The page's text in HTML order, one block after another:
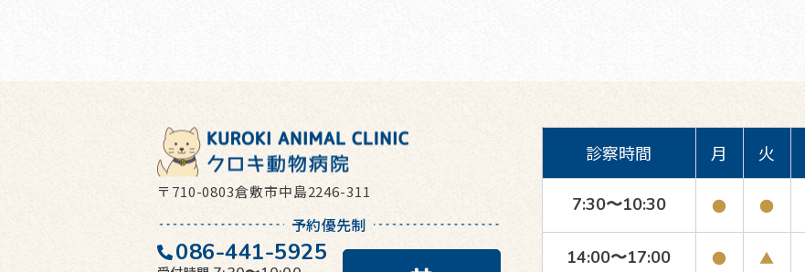
予約優先制
086-441-5925
診察時間 月 火
7:30〜10:30 ● ●
14:00〜17:00 ● ▲
〒710-0803倉敷市中島2246-311